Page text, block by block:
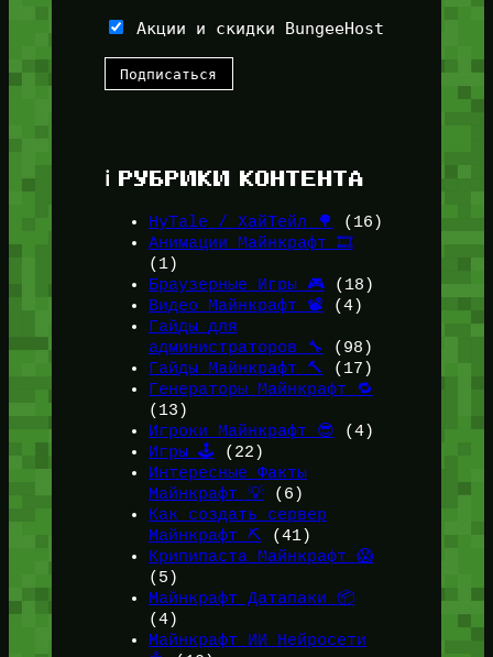
Акции и скидки BungeeHost
ℹ️ РУБРИКИ КОНТЕНТА
HyTale / ХайТейл 🌳
(16)
Анимации Майнкрафт 🎞️
(1)
Браузерные Игры 🎮(18)
Видео Майнкрафт 📽️ (4)
Гайды для
администраторов 🔧
(98)
Гайды Майнкрафт 🔨
(17)
Генераторы Майнкрафт 🔁
(13)
Игроки Майнкрафт 😎 (4)
Игры 🕹️ (22)
Интересные Факты
Майнкрафт 💡(6)
Как создать сервер
Майнкрафт ⛏️ (41)
Крипипаста Майнкрафт 😱
(5)
Майнкрафт Датапаки 📦
(4)
Майнкрафт ИИ Нейросети